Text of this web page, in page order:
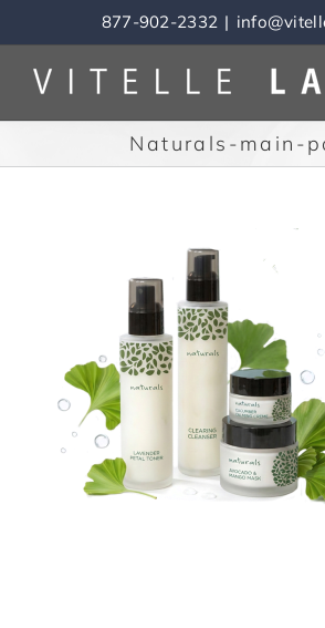
to
content
877-902-2332 |
Naturals-main-